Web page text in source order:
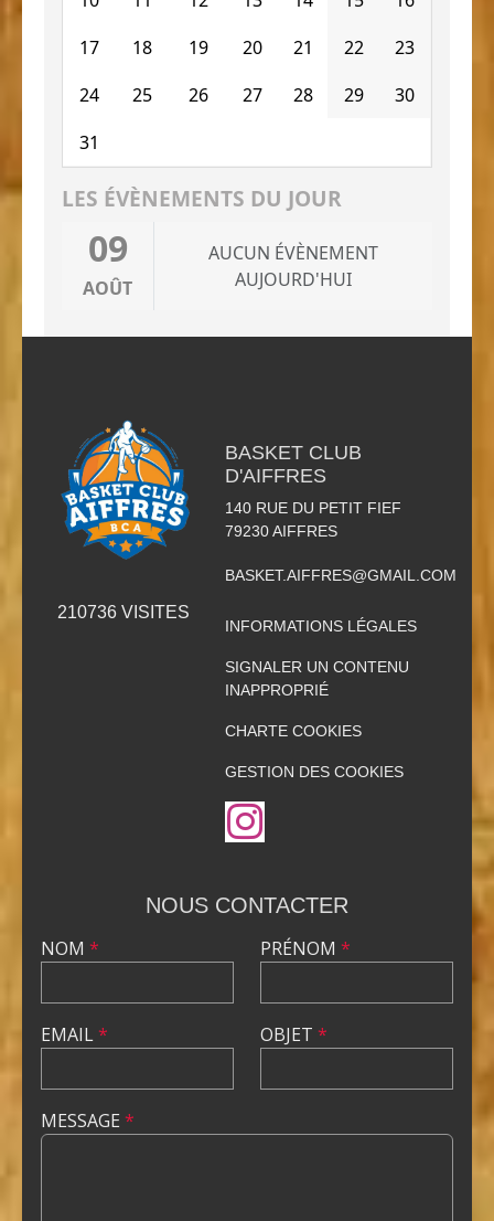
17
18 19 20 21 22
23
24
25 26 27 28 29
30
31
LES ÉVÈNEMENTS DU JOUR
09
AOÛT
AUCUN ÉVÈNEMENT
AUJOURD'HUI
210736 VISITES
BASKET CLUB
D'AIFFRES
140 RUE DU PETIT FIEF
79230AIFFRES
BASKET.AIFFRES@GMAIL.COM
INFORMATIONS LÉGALES
SIGNALER UN CONTENU
INAPPROPRIÉ
CHARTE COOKIES
GESTION DES COOKIES
NOUS CONTACTER
NOM *
EMAIL*
PRÉNOM *
OBJET *
MESSAGE *